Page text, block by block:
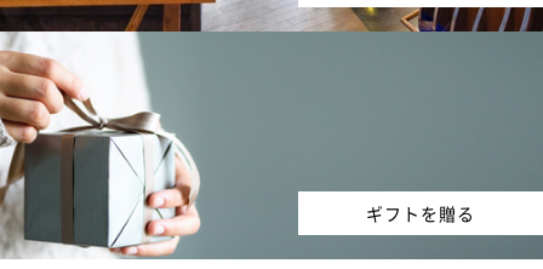
ギフトを贈る